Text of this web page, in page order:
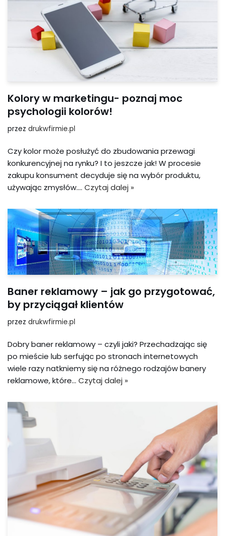
Kolory w marketingu- poznaj moc
psychologii kolorów!
przez drukwfirmie.pl
Czy kolor może posłużyć do zbudowania przewagi
konkurencyjnej na rynku? I to jeszcze jak! W procesie
zakupu konsument decyduje się na wybór produktu,
używając zmysłów.… Czytaj dalej »
Baner reklamowy – jak go przygotować,
by przyciągał klientów
przez drukwfirmie.pl
Dobry baner reklamowy – czyli jaki? Przechadzając się
po mieście lub serfując po stronach internetowych
wiele razy natkniemy się na różnego rodzajów banery
reklamowe, które… Czytaj dalej »